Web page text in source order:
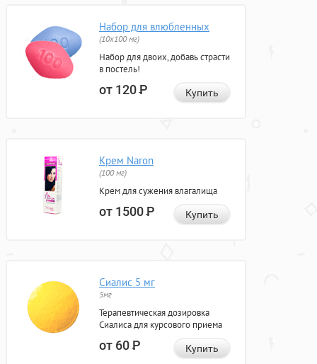
Набор для влюбленных
(10х100 мг)
Набор для двоих, добавь страсти
в постель!
от 120Р Купить
Крем Naron
(100 мг)
Крем для сужения влагалища
от 1500Р Купить
Сиалис 5 мг
5мг
Терапевтическая дозировка
Сиалиса для курсового приема
от 60Р Купить